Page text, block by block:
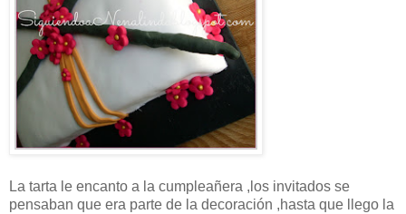
La tarta le encanto a la cumpleañera ,los invitados se
pensaban que era parte de la decoración ,hasta que llego la